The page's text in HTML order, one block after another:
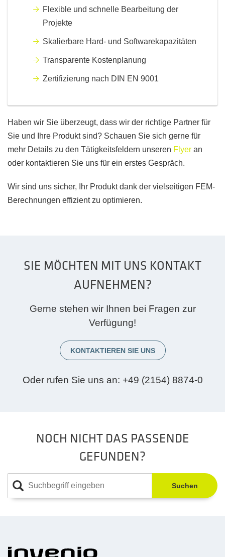
Flexible und schnelle Bearbeitung der
Projekte
Skalierbare Hard- und Softwarekapazitäten
Transparente Kostenplanung
Zertifizierung nach DIN EN 9001
Haben wir Sie überzeugt, dass wir der richtige Partner für
Sie und Ihre Produkt sind? Schauen Sie sich gerne für
mehr Details zu den Tätigkeitsfeldern unseren Flyer an
oder kontaktieren Sie uns für ein erstes Gespräch.
Wir sind uns sicher, Ihr Produkt dank der vielseitigen FEM-
Berechnungen effizient zu optimieren.
SIE MÖCHTEN MIT UNS KONTAKT
AUFNEHMEN?
Gerne stehen wir Ihnen bei Fragen zur
Verfügung!
KONTAKTIEREN SIE UNS
Oder rufen Sie uns an: +49 (2154) 8874-0
NOCH NICHT DAS PASSENDE
GEFUNDEN?
Suchen